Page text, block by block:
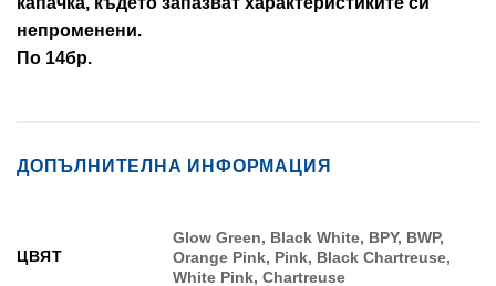
непроменени.
По 14бр.
ДОПЪЛНИТЕЛНА ИНФОРМАЦИЯ
ЦВЯТ
Glow Green, Black White, BPY, BWP,
Orange Pink, Pink, Black Chartreuse,
White Pink, Chartreuse